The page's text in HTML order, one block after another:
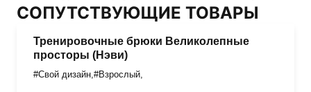
СОПУТСТВУЮЩИЕ ТОВАРЫ
Тренировочные брюки Великолепные
просторы (Нэви)
#Свой дизайн,#Взрослый,